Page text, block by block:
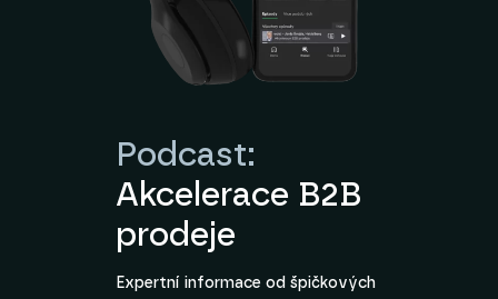
Podcast:
Akcelerace B2B
prodeje
Expertní informace od špičkových